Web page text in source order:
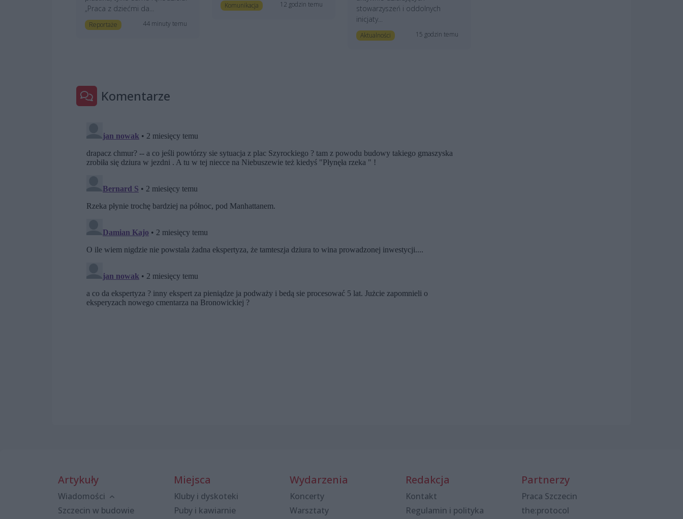
„Praca z dziećmi da...
Reportaże 44 minuty temu
Komunikacja 12 godzin temu
stowarzyszeń i oddolnych
inicjaty...
Aktualności 15 godzin temu
Komentarze
Artykuły
Wiadomości
Szczecin w budowie
Miejsca
Kluby i dyskoteki
Puby i kawiarnie
Wydarzenia
Koncerty
Warsztaty
Redakcja
Kontakt
Regulamin i polityka
Partnerzy
Praca Szczecin
the:protocol